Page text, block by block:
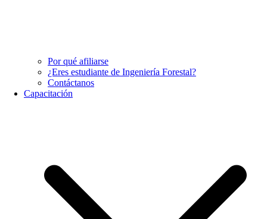
Por qué afiliarse
¿Eres estudiante de Ingeniería Forestal?
Contáctanos
Capacitación